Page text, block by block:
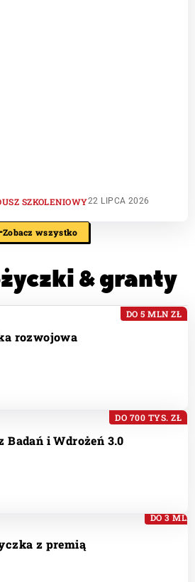
SZKOLENIOWY22 LIPCA 2026
Zobacz wszystko
& granty​
rozwojowa
DO 5 MLN ZŁ
Badań i Wdrożeń 3.0
DO 700 TYS. ZŁ
z premią
DO 3